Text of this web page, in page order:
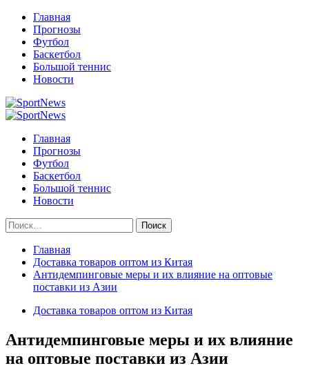
Перейти
содержимому
Главная
Прогнозы
Футбол
Баскетбол
Большой теннис
Новости
Primary
Главная
Прогнозы
Футбол
Баскетбол
Большой теннис
Новости
Найти:
Главная
Доставка товаров оптом из Китая
Антидемпинговые меры и их влияние на оптовые
поставки из Азии
Доставка товаров оптом из Китая
Антидемпинговые меры и их влияние
на оптовые поставки из Азии